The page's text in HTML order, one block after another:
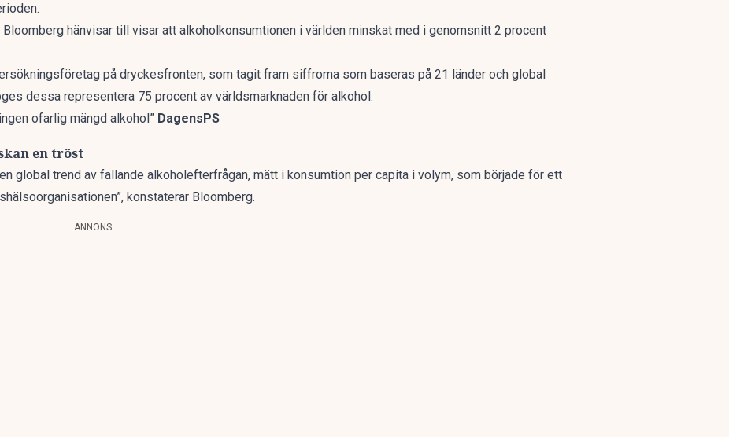
Bloomberg hänvisar till visar att alkoholkonsumtionen i världen minskat med i genomsnitt 2 procent
på dryckesfronten, som tagit fram siffrorna som baseras på 21 länder och global
dessa representera 75 procent av världsmarknaden för alkohol.
ofarlig mängd alkohol” DagensPS
en tröst
global trend av fallande alkoholefterfrågan, mätt i konsumtion per capita i volym, som började för ett
konstaterar Bloomberg.
ANNONS